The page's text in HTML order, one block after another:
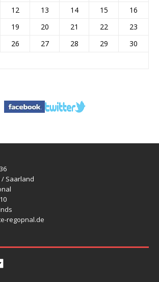
12 13 14 15
16
19 20 21 22
23
26 27 28 29
30
/ Saarland
regopnal.de